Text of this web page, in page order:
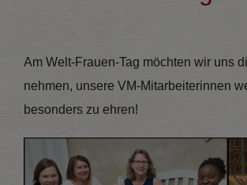
Am Welt-Frauen-Tag möchten wir uns
nehmen, unsere VM-Mitarbeiterinnen
besonders zu ehren!